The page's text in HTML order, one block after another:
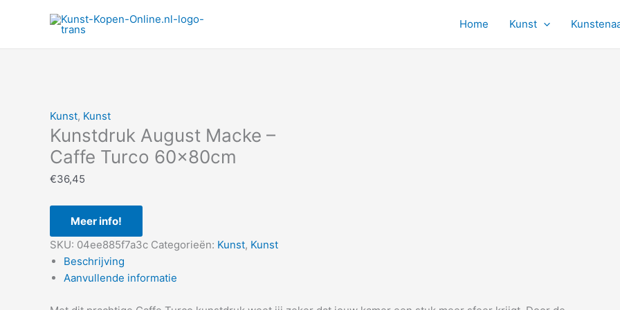
Home Kunst
Kunst, Kunst
Kunstdruk August Macke –
Caffe Turco 60x80cm
€36,45
Meer info!
SKU: 04ee885f7a3c Categorieën: Kunst, Kunst
Beschrijving
Aanvullende informatie